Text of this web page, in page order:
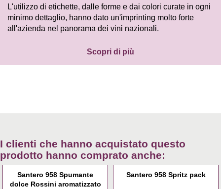
L'utilizzo di etichette, dalle forme e dai colori curate in ogni
minimo dettaglio, hanno dato un'imprinting molto forte
all'azienda nel panorama dei vini nazionali.
Scopri di più
I clienti che hanno acquistato questo
prodotto hanno comprato anche:
Santero 958 Spumante
dolce Rossini aromatizzato
Santero 958 Spritz pack